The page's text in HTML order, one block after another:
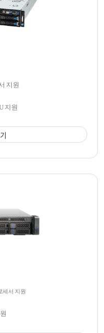
지원
지원
세서 지원